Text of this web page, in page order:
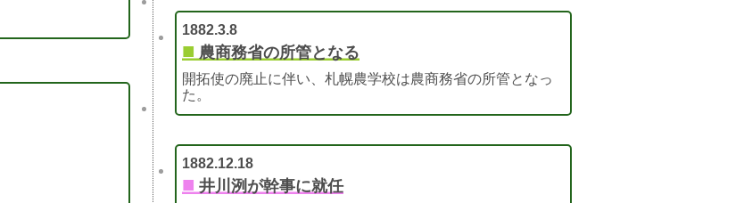
1882.3.8
■ 農商務省の所管となる
開拓使の廃止に伴い、札幌農学校は農商務省の所管となっ
た。
1882.12.18
■ 井川洌が幹事に就任